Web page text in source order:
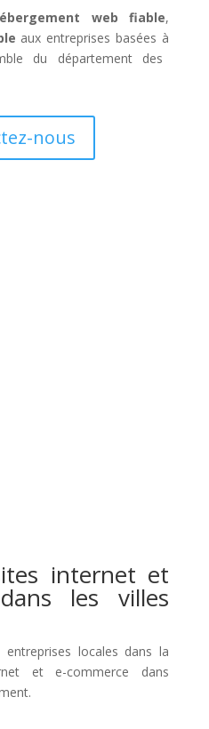
web fiable,
aux entreprises basées à
du département des
nous
internet et
les villes
locales dans la
et e-commerce dans